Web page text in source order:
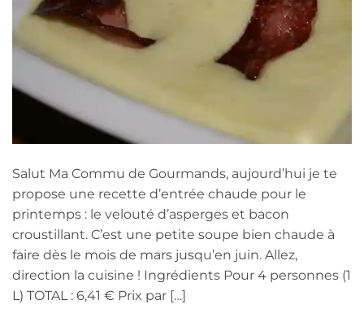
Salut Ma Commu de Gourmands, aujourd’hui je te
propose une recette d’entrée chaude pour le
printemps : le velouté d’asperges et bacon
croustillant. C’est une petite soupe bien chaude à
faire dès le mois de mars jusqu’en juin. Allez,
direction la cuisine ! Ingrédients Pour 4 personnes (1
L) TOTAL : 6,41 € Prix par […]